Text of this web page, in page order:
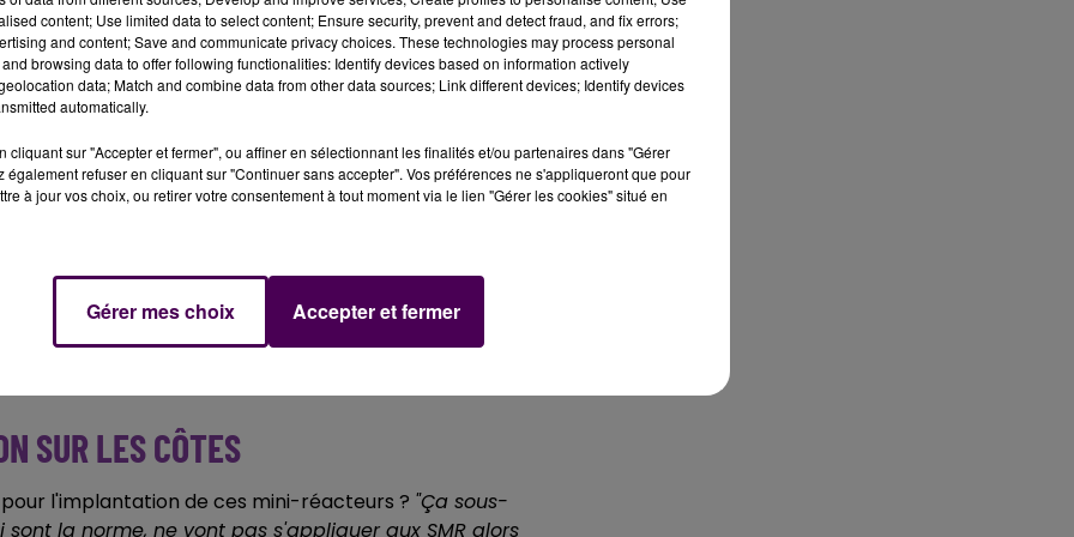
, est"la première région européenne productrice
française d'origine nucléaire:"Nos compatriotes
d'entre-eux travaillent directement ou
proposer l'implantation d'un de ces futurs SMR"sur une
à forts enjeux ou sur l'un de nos ports"
RÉACTEURS
de circonstance n'est pas partagée par le réseau
centaine en cours de construction selon l'Agence
Rivet, chargée de communication pour l'organisation
"citée dans la lettre mais complètement hors délai
et qui impliquent d'avoir fait baisser nos émissions
SUR LES CÔTES
l'implantation de ces mini-réacteurs ? "Ça sous-
la norme, ne vont pas s'appliquer aux SMR alors
content; Use limited data to select content; Ensure security, prevent and detect fraud, and fix errors;
and content; Save and communicate privacy choices. These technologies may process personal
browsing data to offer following functionalities: Identify devices based on information actively
data; Match and combine data from other data sources; Link different devices; Identify devices
automatically.
cliquant sur "Accepter et fermer", ou affiner en sélectionnant les finalités et/ou partenaires dans "Gérer
également refuser en cliquant sur "Continuer sans accepter". Vos préférences ne s'appliqueront que pour
à jour vos choix, ou retirer votre consentement à tout moment via le lien "Gérer les cookies" situé en
Gérer mes choix Accepter et fermer